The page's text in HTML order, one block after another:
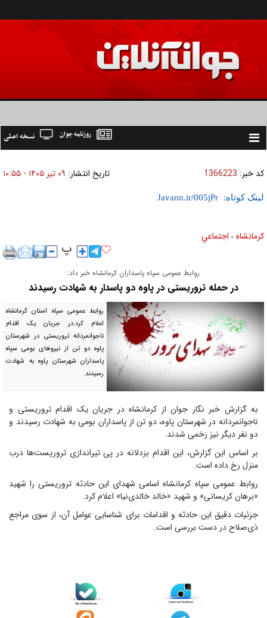
Toggle
نسخه اصلی روزنامه جوان
کد خبر: 1366223 تاریخ انتشار: ۰۹ تير ۱۴۰۵ - ۱۰:۵۵
لینک کوتاه:
کرمانشاه » اجتماعي
روابط عمومی سپاه پاسداران کرمانشاه خبر داد:
در حمله تروریستی در پاوه دو پاسدار به شهادت رسیدند
روابط عمومی سپاه استان کرمانشاه
اعلام کرد:در جریان یک اقدام
ناجوانمردانه تروریستی در شهرستان
پاوه دو تن از نیروهای بومی سپاه
پاسداران شهرستان پاوه به شهادت
رسیدند.
به گزارش خبر نگار جوان از کرمانشاه در جریان یک اقدام تروریستی و
ناجوانمردانه در شهرستان پاوه، دو تن از پاسداران بومی به شهادت رسیدند و
دو نفر دیگر نیز زخمی شدند.
بر اساس این گزارش، این اقدام بزدلانه در پی تیراندازی تروریست‌ها درب
منزل رخ داده است.
روابط عمومی سپاه کرمانشاه اسامی شهدای این حادثه تروریستی را شهید
«برهان کریسانی» و شهید «خالد خالدی‌نیا» اعلام کرد.
جزئیات دقیق این حادثه و اقدامات برای شناسایی عوامل آن، از سوی مراجع
ذی‌صلاح در دست بررسی است.